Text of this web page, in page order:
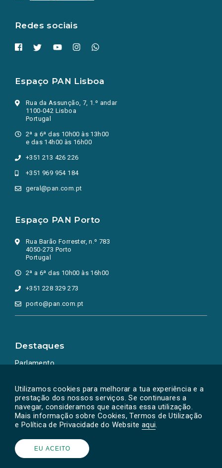
Utilizamos cookies para melhorar a tua experiência e a
prestação dos nossos serviços. Se continuares a
navegar, consideramos que aceitas essa utilização.
Mais informação sobre Cookies, Termos de Utilização
e Política de Privacidade do Website aqui.
EU ACEITO
Redes sociais
Espaço PAN Lisboa
Rua da Assunção, 7, 1.º andar
1100-042 Lisboa
Portugal
2ª a 6ª das 10h00 às 13h00
e das 14h00 às 16h00
+351 213 426 226
+351 969 954 184
geral@pan.com.pt
Espaço PAN Porto
Rua Barão Forrester, n.º 783
4050-273 Porto
Portugal
2ª a 6ª das 10h00 às 16h00
+351 228 329 273
porto@pan.com.pt
Destaques
Parlamento
Powered by © PAN 2026